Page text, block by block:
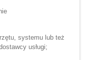
systemu lub też
usługi;